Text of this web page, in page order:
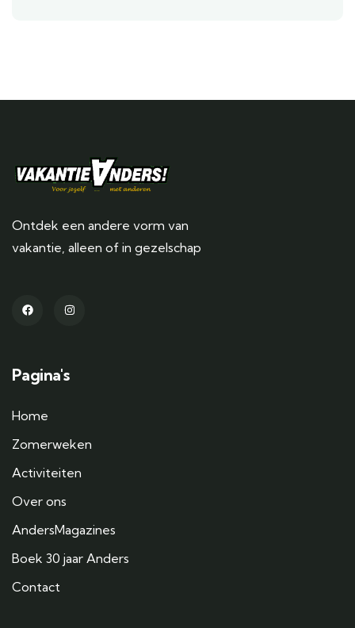
Ontdek een andere vorm van
vakantie, alleen of in gezelschap
Pagina's
Home
Zomerweken
Activiteiten
Over ons
AndersMagazines
Boek 30 jaar Anders
Contact